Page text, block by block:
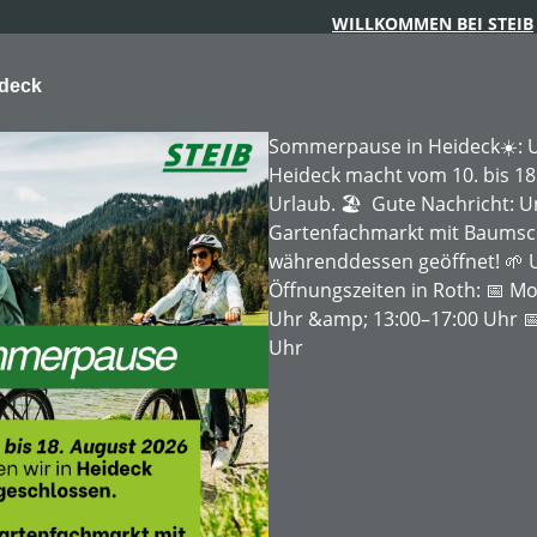
WILLKOMMEN BEI STEIB
FORSTTECHNIK BAUMSCHULE
Sommerpause in Heideck☀️:
Heideck macht vom 10. bis
Urlaub. 🏖️ Gute Nachricht:
Gartenfachmarkt mit
währenddessen geöffnet! 🌱
Öffnungszeiten in Roth: 📅
Uhr &amp; 13:00–17:00 Uhr
Uhr